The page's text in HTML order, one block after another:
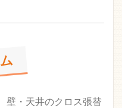
壁・天井のクロス張替